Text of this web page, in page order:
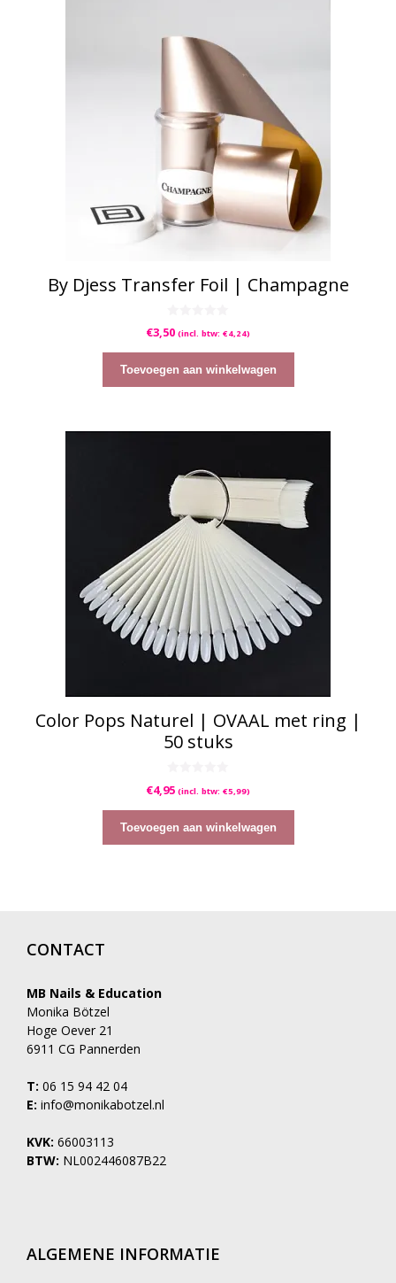
By Djess Transfer Foil | Champagne
0
v
5
€3,50 (incl. btw: €4,24)
Toevoegen aan winkelwagen
Color Pops Naturel | OVAAL met ring |
50 stuks
0
v
5
€4,95 (incl. btw: €5,99)
Toevoegen aan winkelwagen
CONTACT
MB Nails & Education
Monika Bötzel
Hoge Oever 21
6911 CG Pannerden
T: 06 15 94 42 04
E: info@monikabotzel.nl
KVK: 66003113
BTW: NL002446087B22
ALGEMENE INFORMATIE